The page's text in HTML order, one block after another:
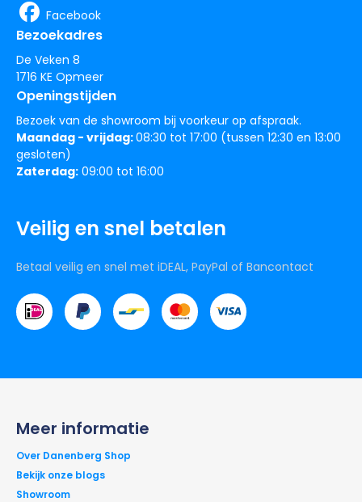
Facebook
Bezoekadres
De Veken 8
1716 KE Opmeer
Openingstijden
Bezoek van de showroom bij voorkeur op afspraak.
Maandag - vrijdag:08:30 tot 17:00 (tussen 12:30 en 13:00
gesloten)
Zaterdag: 09:00 tot 16:00
Veilig en snel betalen
Betaal veilig en snel met iDEAL, PayPal of Bancontact
Meer informatie
Over Danenberg Shop
Bekijk onze blogs
Showroom